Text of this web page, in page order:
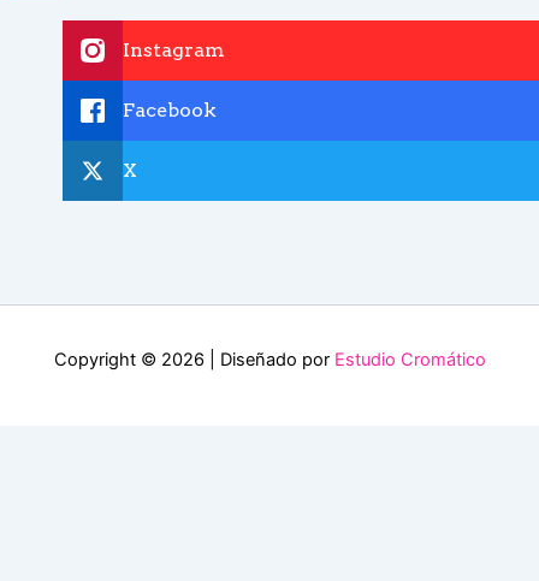
Instagram
Facebook
X
Copyright © 2026 | Diseñado por Estudio Cromático